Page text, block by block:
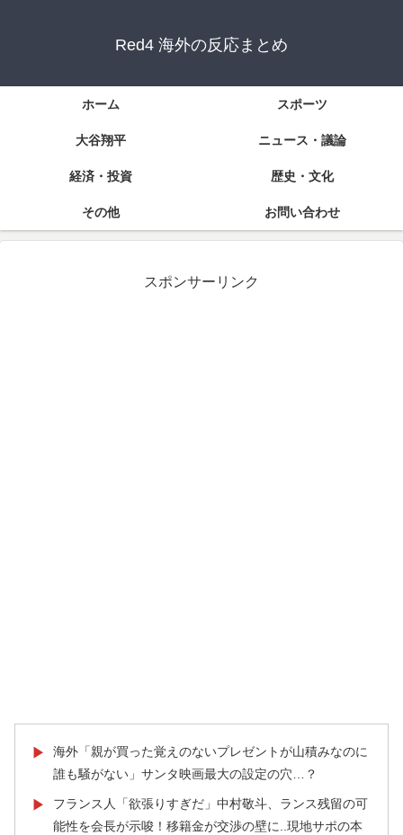
Red4 海外の反応まとめ
ホーム スポーツ
大谷翔平 ニュース・議論
経済・投資 歴史・文化
その他 お問い合わせ
スポンサーリンク
▶
海外「親が買った覚えのないプレゼントが山積みなのに
誰も騒がない」サンタ映画最大の設定の穴…？
▶
フランス人「欲張りすぎだ」中村敬斗、ランス残留の可
能性を会長が示唆！移籍金が交渉の壁に..現地サポの本